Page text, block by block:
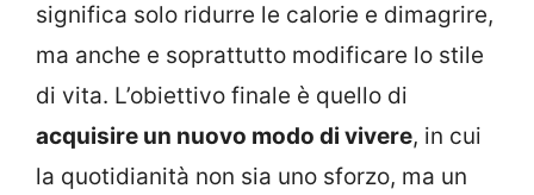
significa solo ridurre le calorie e dimagrire,
ma anche e soprattutto modificare lo stile
di vita. L’obiettivo finale è quello di
acquisire un nuovo modo di vivere, in cui
la quotidianità non sia uno sforzo, ma un